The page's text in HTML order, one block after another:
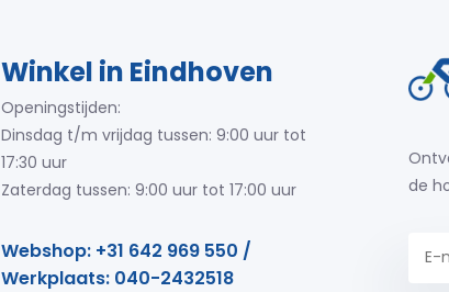
Winkel in Eindhoven
Openingstijden:
Dinsdag t/m vrijdag tussen: 9:00 uur tot
17:30 uur
Zaterdag tussen: 9:00 uur tot 17:00 uur
Webshop: +31 642 969 550 /
Werkplaats: 040-2432518
de